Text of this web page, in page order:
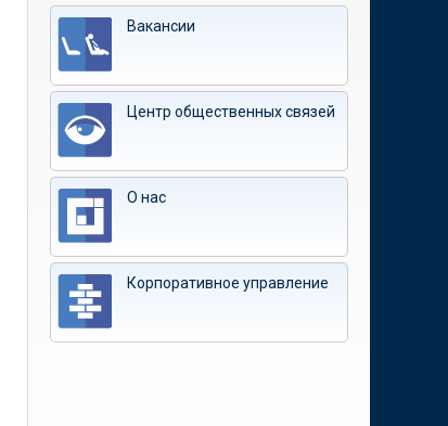
Вакансии
Центр общественных связей
О нас
Корпоративное управление